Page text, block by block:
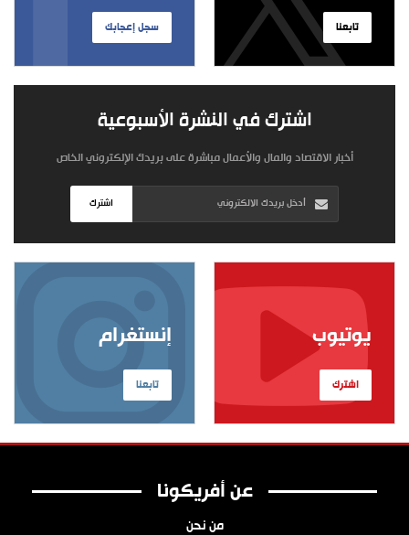
سجل إعجابك تابعنا
اشترك في النشرة الأسبوعية
أخبار الاقتصاد والمال والأعمال مباشرة على بريدك الإلكتروني الخاص
اشترك
إنستغرام
تابعنا
يوتيوب
اشترك
عن أفريكونا
من نحن